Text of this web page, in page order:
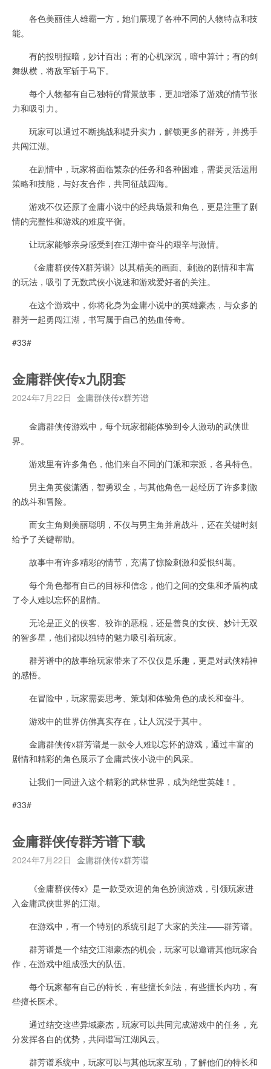
各色美丽佳人雄霸一方，她们展现了各种不同的人物特点和技
能。
有的投明报暗，妙计百出；有的心机深沉，暗中算计；有的剑
舞纵横，将敌军斩于马下。
每个人物都有自己独特的背景故事，更加增添了游戏的情节张
力和吸引力。
玩家可以通过不断挑战和提升实力，解锁更多的群芳，并携手
共闯江湖。
在剧情中，玩家将面临繁杂的任务和各种困难，需要灵活运用
策略和技能，与好友合作，共同征战四海。
游戏不仅还原了金庸小说中的经典场景和角色，更是注重了剧
情的完整性和游戏的难度平衡。
让玩家能够亲身感受到在江湖中奋斗的艰辛与激情。
《金庸群侠传X群芳谱》以其精美的画面、刺激的剧情和丰富
的玩法，吸引了无数武侠小说迷和游戏爱好者的关注。
在这个游戏中，你将化身为金庸小说中的英雄豪杰，与众多的
群芳一起勇闯江湖，书写属于自己的热血传奇。
#33#
金庸群侠传x九阴套
2024年7月22日 金庸群侠传x群芳谱
金庸群侠传游戏中，每个玩家都能体验到令人激动的武侠世
界。
游戏里有许多角色，他们来自不同的门派和宗派，各具特色。
男主角英俊潇洒，智勇双全，与其他角色一起经历了许多刺激
的战斗和冒险。
而女主角则美丽聪明，不仅与男主角并肩战斗，还在关键时刻
给予了关键帮助。
故事中有许多精彩的情节，充满了惊险刺激和爱恨纠葛。
每个角色都有自己的目标和信念，他们之间的交集和矛盾构成
了令人难以忘怀的剧情。
无论是正义的侠客、狡诈的恶棍，还是善良的女侠、妙计无双
的智多星，他们都以独特的魅力吸引着玩家。
群芳谱中的故事给玩家带来了不仅仅是乐趣，更是对武侠精神
的感悟。
在冒险中，玩家需要思考、策划和体验角色的成长和奋斗。
游戏中的世界仿佛真实存在，让人沉浸于其中。
金庸群侠传x群芳谱是一款令人难以忘怀的游戏，通过丰富的
剧情和精彩的角色展示了金庸武侠小说中的风采。
让我们一同进入这个精彩的武林世界，成为绝世英雄！。
#33#
金庸群侠传群芳谱下载
2024年7月22日 金庸群侠传x群芳谱
《金庸群侠传x》是一款受欢迎的角色扮演游戏，引领玩家进
入金庸武侠世界的江湖。
在游戏中，有一个特别的系统引起了大家的关注——群芳谱。
群芳谱是一个结交江湖豪杰的机会，玩家可以邀请其他玩家合
作，在游戏中组成强大的队伍。
每个玩家都有自己的特长，有些擅长剑法，有些擅长内功，有
些擅长医术。
通过结交这些异域豪杰，玩家可以共同完成游戏中的任务，充
分发挥各自的优势，共同谱写江湖风云。
群芳谱系统中，玩家可以与其他玩家互动，了解他们的特长和